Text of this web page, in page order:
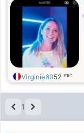
Virginie6052 лет
1